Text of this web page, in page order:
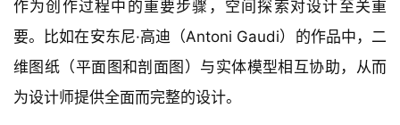
作为创作过程中的重要步骤，空间探索对设计至关重
要。比如在安东尼·高迪（Antoni Gaudi）的作品中，二
维图纸（平面图和剖面图）与实体模型相互协助，从而
为设计师提供全面而完整的设计。